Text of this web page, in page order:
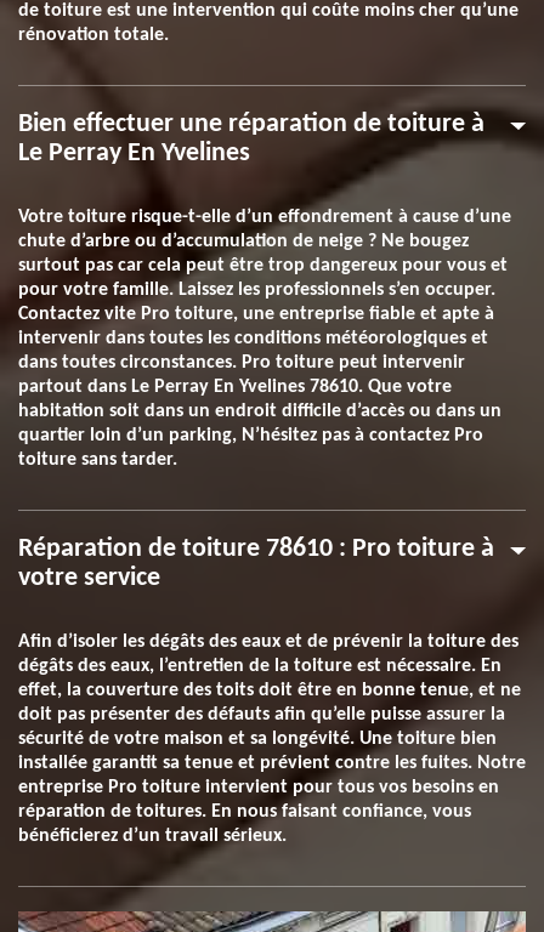
de toiture est une intervention qui coûte moins cher qu’une
rénovation totale.
Bien effectuer une réparation de toiture à
Le Perray En Yvelines
Votre toiture risque-t-elle d’un effondrement à cause d’une
chute d’arbre ou d’accumulation de neige ? Ne bougez
surtout pas car cela peut être trop dangereux pour vous et
pour votre famille. Laissez les professionnels s’en occuper.
Contactez vite Pro toiture, une entreprise fiable et apte à
intervenir dans toutes les conditions météorologiques et
dans toutes circonstances. Pro toiture peut intervenir
partout dans Le Perray En Yvelines 78610. Que votre
habitation soit dans un endroit difficile d’accès ou dans un
quartier loin d’un parking, N’hésitez pas à contactez Pro
toiture sans tarder.
Réparation de toiture 78610 : Pro toiture à
votre service
Afin d’isoler les dégâts des eaux et de prévenir la toiture des
dégâts des eaux, l’entretien de la toiture est nécessaire. En
effet, la couverture des toits doit être en bonne tenue, et ne
doit pas présenter des défauts afin qu’elle puisse assurer la
sécurité de votre maison et sa longévité. Une toiture bien
installée garantit sa tenue et prévient contre les fuites. Notre
entreprise Pro toiture intervient pour tous vos besoins en
réparation de toitures. En nous faisant confiance, vous
bénéficierez d’un travail sérieux.